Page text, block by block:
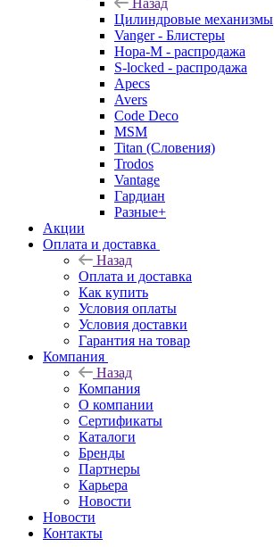
Цилиндровые механизмы
Vanger - Блистеры
Нора-М - распродажа
S-locked - распродажа
Apecs
Avers
Code Deco
MSM
Titan (Словения)
Trodos
Vantage
Гардиан
Разные+
Акции
Оплата и доставка
Назад
Оплата и доставка
Как купить
Условия оплаты
Условия доставки
Гарантия на товар
Компания
Назад
Компания
О компании
Сертификаты
Каталоги
Бренды
Партнеры
Карьера
Новости
Новости
Контакты